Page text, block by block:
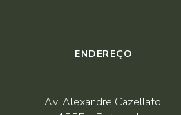
ENDEREÇO
Av. Alexandre Cazellato,